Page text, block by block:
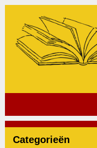
Categorieën